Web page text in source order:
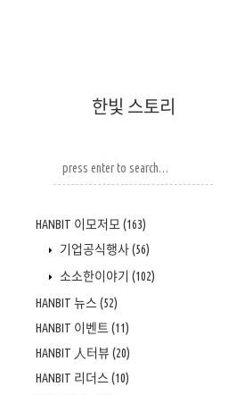
한빛 스토리
HANBIT 이모저모 (163)
기업공식행사(56)
소소한이야기 (102)
HANBIT 뉴스 (52)
HANBIT 이벤트 (11)
HANBIT 人터뷰 (20)
HANBIT 리더스 (10)